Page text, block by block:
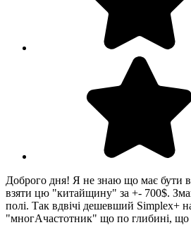
Доброго дня! Я не знаю що має бути
взяти цю "китайщину" за +- 700$.
полі. Так вдвічі дешевший Simplex+
"многАчастотник" що по глибині, що